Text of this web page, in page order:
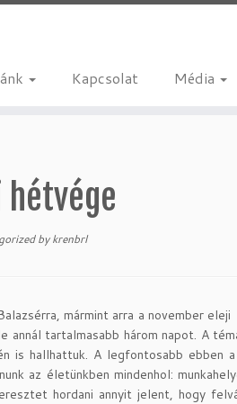
Kapcsolat Média
hétvége
bykrenbrl
mármint arra a november
annál tartalmasabb három napot. A
is hallhattuk. A legfontosabb ebben
az életünkben mindenhol:
hordani annyit jelent, hogy